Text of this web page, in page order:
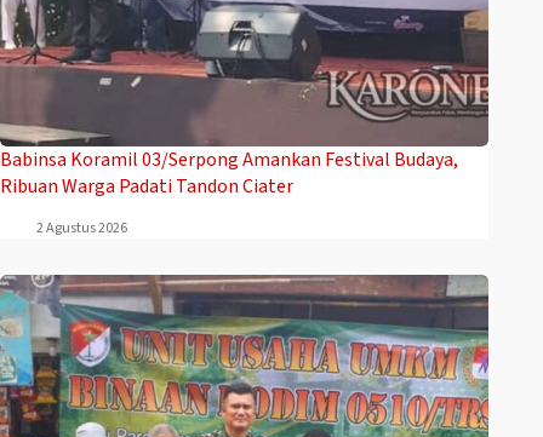
Babinsa Koramil 03/Serpong Amankan Festival Budaya,
Ribuan Warga Padati Tandon Ciater
2 Agustus 2026